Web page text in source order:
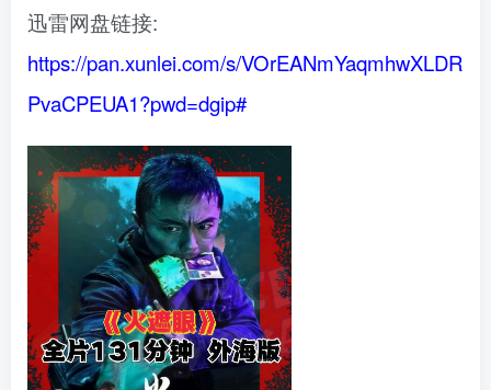
迅雷网盘链接:
https://pan.xunlei.com/s/VOrEANmYaqmhwXLDR
PvaCPEUA1?pwd=dgip#